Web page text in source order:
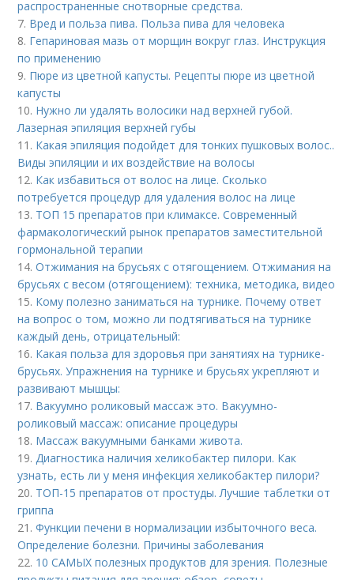
распространенные снотворные средства.
7. Вред и польза пива. Польза пива для человека
8. Гепариновая мазь от морщин вокруг глаз. Инструкция
по применению
9. Пюре из цветной капусты. Рецепты пюре из цветной
капусты
10. Нужно ли удалять волосики над верхней губой.
Лазерная эпиляция верхней губы
11. Какая эпиляция подойдет для тонких пушковых волос..
Виды эпиляции и их воздействие на волосы
12. Как избавиться от волос на лице. Сколько
потребуется процедур для удаления волос на лице
13. ТОП 15 препаратов при климаксе. Современный
фармакологический рынок препаратов заместительной
гормональной терапии
14.Отжимания на брусьях с отягощением. Отжимания на
брусьях с весом (отягощением): техника, методика, видео
15. Кому полезно заниматься на турнике. Почему ответ
на вопрос о том, можно ли подтягиваться на турнике
каждый день, отрицательный:
16. Какая польза для здоровья при занятиях на турнике-
брусьях. Упражнения на турнике и брусьях укрепляют и
развивают мышцы:
17. Вакуумно роликовый массаж это. Вакуумно-
роликовый массаж: описание процедуры
18. Массаж вакуумными банками живота.
19. Диагностика наличия хеликобактер пилори. Как
узнать, есть ли у меня инфекция хеликобактер пилори?
20. ТОП-15 препаратов от простуды. Лучшие таблетки от
гриппа
21.Функции печени в нормализации избыточного веса.
Определение болезни. Причины заболевания
22. 10 САМЫХ полезных продуктов для зрения. Полезные